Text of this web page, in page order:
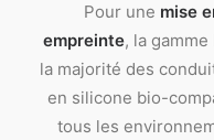
Pour une mise
empreinte, la
la majorité des
en silicone bio-
tous les